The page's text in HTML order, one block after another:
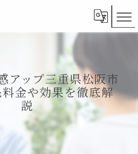
アップ三重県松阪市
金や効果を徹底解
説